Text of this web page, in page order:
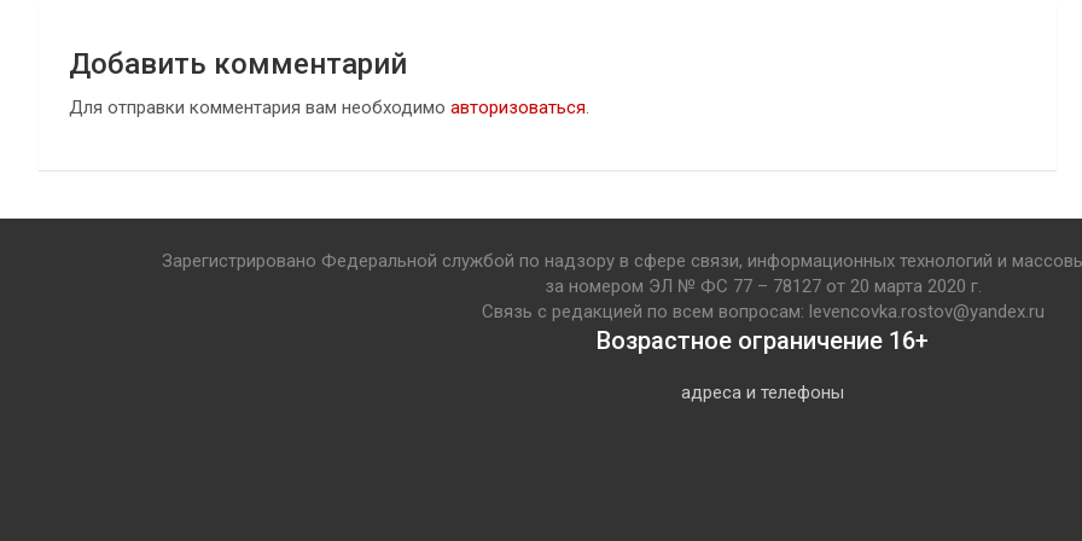
Добавить комментарий
Для отправки комментария вам необходимо авторизоваться.
Зарегистрировано Федеральной службой по надзору в сфере связи, информационных технологий и
за номером ЭЛ № ФС 77 – 78127 от 20 марта 2020 г.
Связь с редакцией по всем вопросам: levencovka.rostov@yandex.ru
Возрастное ограничение 16+
адреса и телефоны